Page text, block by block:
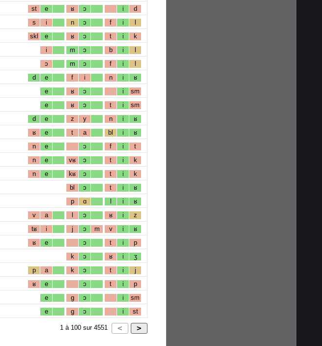
st e ʁ ɔ i d
s i n ɔ f i l
skl e ʁ ɔ t i k
i m ɔ b i l
ɔ m ɔ f i l
d e f i n i ʁ
e ʁ ɔ i sm
e ʁ ɔ t i sm
d e z y n i ʁ
ʁ e t a bl i ʁ
n e ɔ f i t
n e vʁ ɔ t i k
n e kʁ ɔ t i k
bl ɔ t i ʁ
p ɑ l i ʁ
v a l ɔ ʁ i z
tʁ i j ɔ m v i ʁ
ʁ e ɔ t i p
k ɔ ʁ i ʒ
p a k ɔ t i j
ʁ e ɔ t i p
e g ɔ i sm
e g ɔ i st
1 à 100 sur 4551